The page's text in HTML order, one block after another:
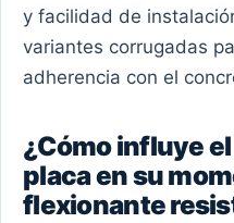
y facilidad de
variantes corrugadas
adherencia con el
¿Cómo influye
placa en su
flexionante